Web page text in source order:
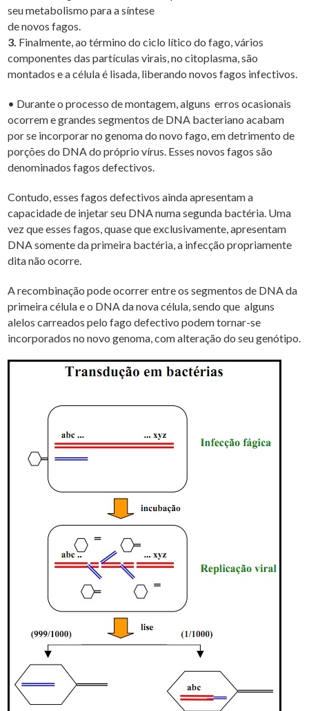
seu metabolismo para a síntese
de novos fagos.
3. Finalmente, ao término do ciclo lítico do fago, vários
componentes das partículas virais, no citoplasma, são
montados e a célula é lisada, liberando novos fagos infectivos.
• Durante o processo de montagem, alguns erros ocasionais
ocorrem e grandes segmentos de DNA bacteriano acabam
por se incorporar no genoma do novo fago, em detrimento de
porções do DNA do próprio vírus. Esses novos fagos são
denominados fagos defectivos.
Contudo, esses fagos defectivos ainda apresentam a
capacidade de injetar seu DNA numa segunda bactéria. Uma
vez que esses fagos, quase que exclusivamente, apresentam
DNA somente da primeira bactéria, a infecção propriamente
dita não ocorre.
A recombinação pode ocorrer entre os segmentos de DNA da
primeira célula e o DNA da nova célula, sendo que alguns
alelos carreados pelo fago defectivo podem tornar-se
incorporados no novo genoma, com alteração do seu genótipo.